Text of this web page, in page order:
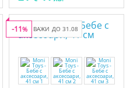
ВАЖИ ДО 31.08
-11%